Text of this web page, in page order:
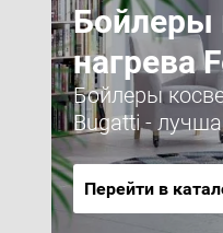
Бойлеры
нагрева
Бойлеры
Bugatti -
Перейти в